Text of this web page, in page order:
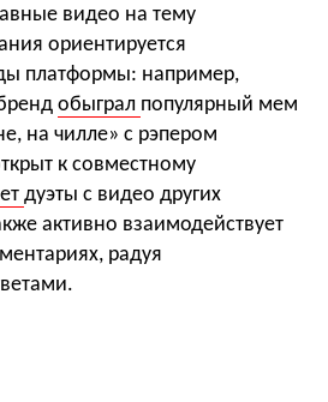
видео на тему
ориентируется
платформы: например,
обыграл популярный мем
на чилле» с рэпером
к совместному
дуэты с видео других
активно взаимодействует
радуя